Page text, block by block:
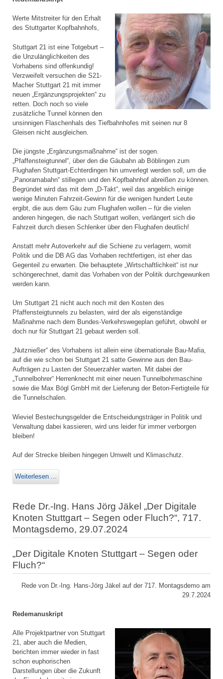
Werte Mitstreiter für den Erhalt
des Stuttgarter Kopfbahnhofs,
Stuttgart 21 ist eine Totgeburt –
die Unzulänglichkeiten des
Vorhabens sind offenkundig!
Verzweifelt versuchen die S21-
Macher Stuttgart 21 mit immer
neuen „Ergänzungsprojekten“ zu
retten. Doch noch so viele
zusätzliche Tunnel können den
unsinnigen Flaschenhals des Tiefbahnhofes mit seinen nur 8
Gleisen nicht ausgleichen.
Die jüngste „Ergänzungsmaßnahme“ ist der sogen.
„Pfaffensteigtunnel“, über den die Gäubahn ab Böblingen zum
Flughafen Stuttgart-Echterdingen hin umverlegt werden soll, um die
„Panoramabahn“ stillegen und den Kopfbahnhof abreißen zu können.
Begründet wird das mit dem „D-Takt“, weil das angeblich einige
wenige Minuten Fahrzeit-Gewinn für die wenigen hundert Leute
ergibt, die aus dem Gäu zum Flughafen wollen – für die vielen
anderen hingegen, die nach Stuttgart wollen, verlängert sich die
Fahrzeit durch diesen Schlenker über den Flughafen deutlich!
Anstatt mehr Autoverkehr auf die Schiene zu verlagern, womit
Politik und die DB AG das Vorhaben rechtfertigen, ist eher das
Gegenteil zu erwarten. Die behauptete „Wirtschaftlichkeit“ ist nur
schöngerechnet, damit das Vorhaben von der Politik durchgewunken
werden kann.
Um Stuttgart 21 nicht auch noch mit den Kosten des
Pfaffensteigtunnels zu belasten, wird der als eigenständige
Maßnahme nach dem Bundes-Verkehrswegeplan geführt, obwohl er
doch nur für Stuttgart 21 gebaut werden soll.
„Nutznießer“ des Vorhabens ist allein eine übernationale Bau-Mafia,
auf die wie schon bei Stuttgart 21 satte Gewinne aus den Bau-
Aufträgen zu Lasten der Steuerzahler warten. Mit dabei der
„Tunnelbohrer“ Herrenknecht mit einer neuen Tunnelbohrmaschine
sowie die Max Bögl GmbH mit der Lieferung der Beton-Fertigteile für
die Tunnelschalen.
Wieviel Bestechungsgelder die Entscheidungsträger in Politik und
Verwaltung dabei kassieren, wird uns leider für immer verborgen
bleiben!
Auf der Strecke bleiben hingegen Umwelt und Klimaschutz.
Weiterlesen ...
Rede Dr.-Ing. Hans Jörg Jäkel „Der Digitale
Knoten Stuttgart – Segen oder Fluch?“, 717.
Montagsdemo, 29.07.2024
„Der Digitale Knoten Stuttgart – Segen oder
Fluch?“
Rede von Dr.-Ing. Hans-Jörg Jäkel auf der 717. Montagsdemo am
29.7.2024
Redemanuskript
Alle Projektpartner von Stuttgart
21, aber auch die Medien,
berichten immer wieder in fast
schon euphorischen
Darstellungen über die Zukunft